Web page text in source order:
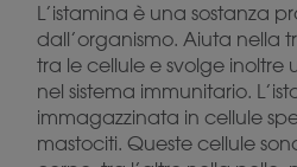
L’istamina è una sostanza
dall’organismo. Aiuta nella
tra le cellule e svolge inoltre
nel sistema immunitario.
immagazzinata in cellule
mastociti. Queste cellule